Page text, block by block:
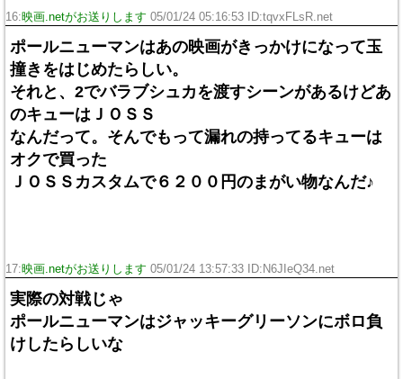
16:映画.netがお送りします 05/01/24 05:16:53 ID:tqvxFLsR.net
ポールニューマンはあの映画がきっかけになって玉
撞きをはじめたらしい。
それと、2でバラブシュカを渡すシーンがあるけどあ
のキューはＪＯＳＳ
なんだって。そんでもって漏れの持ってるキューは
オクで買った
ＪＯＳＳカスタムで６２００円のまがい物なんだ♪
17:映画.netがお送りします 05/01/24 13:57:33 ID:N6JIeQ34.net
実際の対戦じゃ
ポールニューマンはジャッキーグリーソンにボロ負
けしたらしいな